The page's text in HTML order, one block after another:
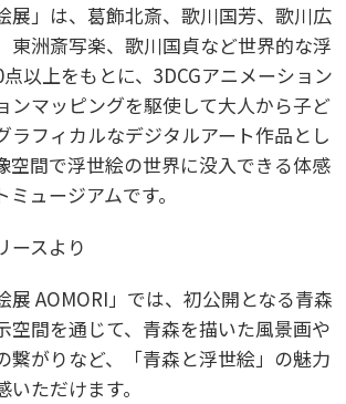
展」は、葛飾北斎、歌川国芳、歌川広
東洲斎写楽、歌川国貞など世界的な浮
以上をもとに、3DCGアニメーション
ンマッピングを駆使して大人から子ど
ラフィカルなデジタルアート作品とし
空間で浮世絵の世界に没入できる体感
ュージアムです。
ースより
展 AOMORI」では、初公開となる青森
空間を通じて、青森を描いた風景画や
繋がりなど、「青森と浮世絵」の魅力
ただけます。